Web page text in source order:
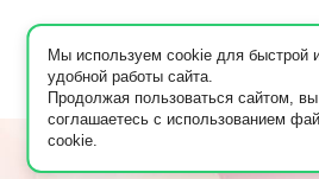
Мы используем cookie для быстрой
удобной работы сайта.
Продолжая пользоваться сайтом, вы
соглашаетесь с использованием
cookie.